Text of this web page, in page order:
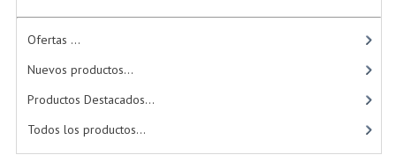
Ofertas ...
Nuevos productos...
Productos Destacados...
Todos los productos...